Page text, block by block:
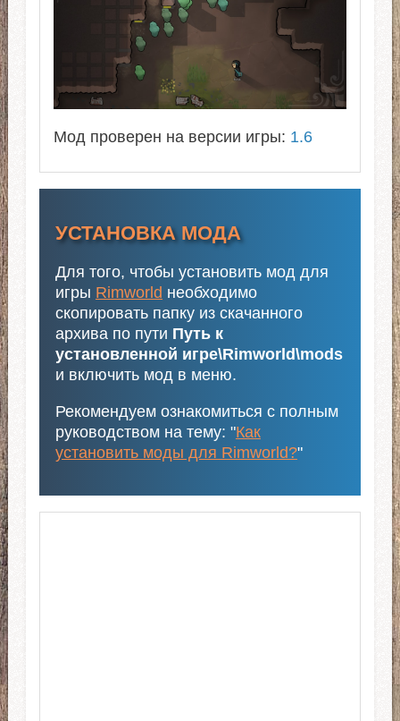
Мод проверен на версии игры: 1.6
УСТАНОВКА МОДА
Для того, чтобы установить мод для
игры Rimworld необходимо
скопировать папку из скачанного
архива по пути Путь к
установленной игре\Rimworld\mods
и включить мод в меню.
Рекомендуем ознакомиться с полным
руководством на тему: "Как
установить моды для Rimworld?"